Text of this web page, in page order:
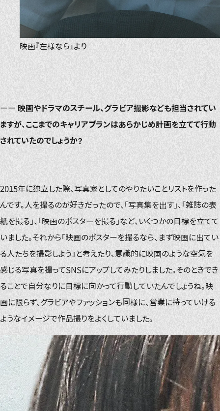
映画『左様なら』より
ーー 映画やドラマのスチール、グラビア撮影なども担当されてい
ますが、ここまでのキャリアプランはあらかじめ計画を立てて行動
されていたのでしょうか？
2015年に独立した際、写真家としてのやりたいことリストを作った
んです。人を撮るのが好きだったので、「写真集を出す」、「雑誌の表
紙を撮る」、「映画のポスターを撮る」など、いくつかの目標を立てて
いました。それから「映画のポスターを撮るなら、まず映画に出てい
る人たちを撮影しよう」と考えたり、意識的に映画のような空気を
感じる写真を撮ってSNSにアップしてみたりしました。そのときでき
ることで自分なりに目標に向かって行動していたんでしょうね。映
画に限らず、グラビアやファッションも同様に、営業に持っていける
ようなイメージで作品撮りをよくしていました。